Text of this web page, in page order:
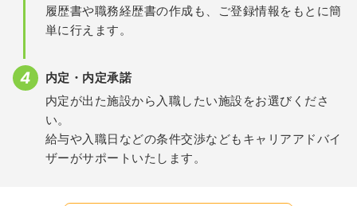
履歴書や職務経歴書の作成も、ご登録情報をもとに簡
単に行えます。
内定・内定承諾
内定が出た施設から入職したい施設をお選びくださ
い。
給与や入職日などの条件交渉などもキャリアアドバイ
ザーがサポートいたします。